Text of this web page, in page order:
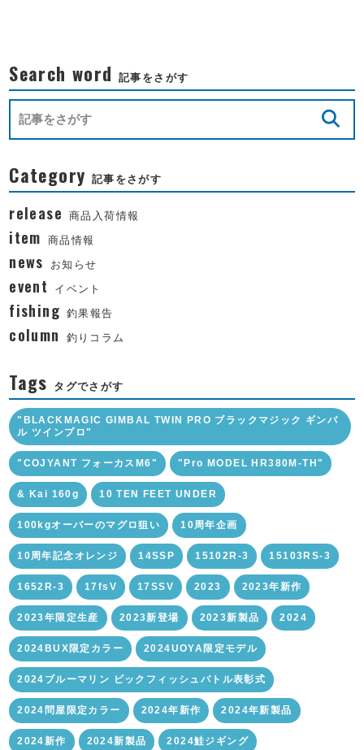
Search word 記事をさがす
Category 記事をさがす
release 商品入荷情報
item 商品情報
news お知らせ
event イベント
fishing 釣果報告
column 釣りコラム
Tags タグでさがす
"BLACKMAGIC GIMBAL TWIN PRO ブラックマジック ギンバ
ル ツインプロ"
"COJYANT フォーカスM6" "Pro MODEL HR380M-TH"
& Kai 160g 10 TEN FEET UNDER
100kgオーバーのマグロ狙い 10周年企画
10周年記念オレンジ 14SSP 15102R-3 15103RS-3
1652R-3 17fsV 17SSV 2023 2023年新作
2023年限定生産 2023新登場 2023新製品 2024
2024BUX限定カラー 2024UOYA限定モデル
2024ブルーマリン ビックフィッシュバトル表彰式
2024問屋限定カラー 2024年新作 2024年新製品
2024新作 2024新製品 2024鮭ジギング